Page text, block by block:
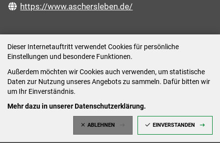
Dieser Internetauftritt verwendet Cookies für persönliche
Einstellungen und besondere Funktionen.
Außerdem möchten wir Cookies auch verwenden, um statistische
Daten zur Nutzung unseres Angebots zu sammeln. Dafür bitten wir
um Ihr Einverständnis.
Mehr dazu in unserer Datenschutzerklärung.
ABLEHNEN EINVERSTANDEN
https://www.aschersleben.de/
Montag: 09:00-12:00 /14:00-15:00 Uhr
Dienstag: 09:00-12:00 /14:00-16:00 Uhr
Mittwoch: 09:00 - 12:00 Uhr (nach vorheriger
Donnerstag: 09:00-12:00 /14:00-18:00 Uhr
Freitag: 09:00-12:00 Uhr